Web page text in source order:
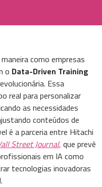
como empresas
o Data-Driven Training
Essa
real para personalizar
as necessidades
conteúdos de
é a parceria entre Hitachi
Street Journal, que prevê
em IA como
tecnologias inovadoras